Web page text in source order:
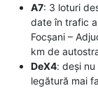
A7: 3 loturi
date în trafic
Focșani –
km de
DeX4: deși
legătură mai